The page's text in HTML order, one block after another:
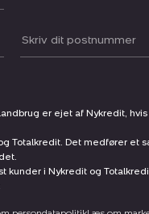
Postnummer
er ejet af Nykredit,
Totalkredit. Det medfører et
kunder i Nykredit og